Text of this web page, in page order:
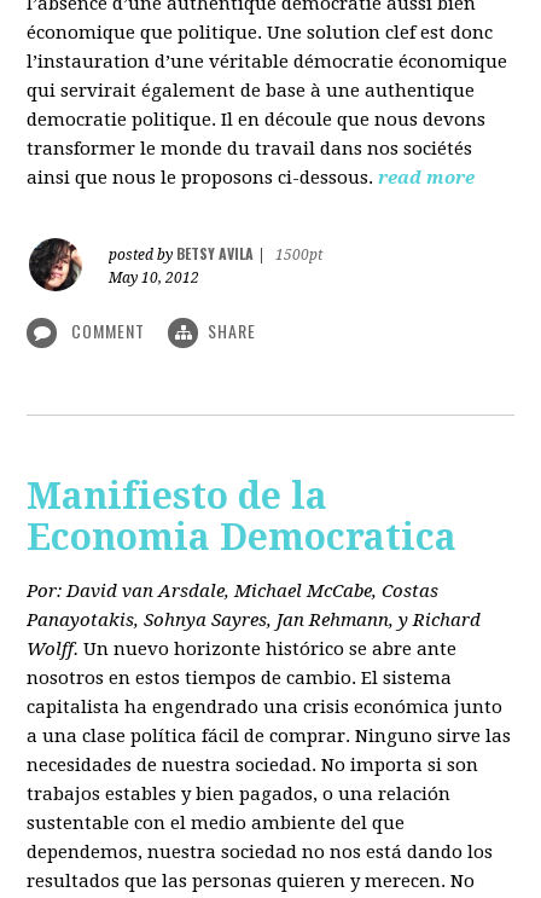
économique que politique. Une solution clef est donc
l’instauration d’une véritable démocratie économique
qui servirait également de base à une authentique
democratie politique. Il en découle que nous devons
transformer le monde du travail dans nos sociétés
ainsi que nous le proposons ci-dessous. read more
posted by BETSY AVILA
1500pt
May 10, 2012
COMMENT SHARE
Manifiesto de la
Economia Democratica
Por: David van Arsdale, Michael McCabe, Costas
Panayotakis, Sohnya Sayres, Jan Rehmann, y Richard
Wolff. Un nuevo horizonte histórico se abre ante
nosotros en estos tiempos de cambio. El sistema
capitalista ha engendrado una crisis económica junto
a una clase política fácil de comprar. Ninguno sirve las
necesidades de nuestra sociedad. No importa si son
trabajos estables y bien pagados, o una relación
sustentable con el medio ambiente del que
dependemos, nuestra sociedad no nos está dando los
resultados que las personas quieren y merecen. No